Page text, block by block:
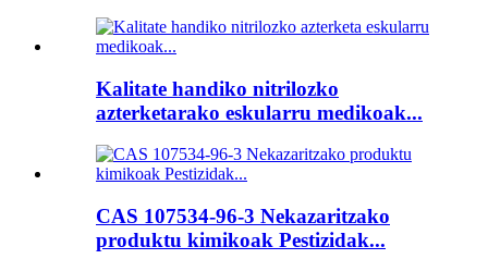
Kalitate handiko nitrilozko
azterketarako eskularru medikoak...
CAS 107534-96-3 Nekazaritzako
produktu kimikoak Pestizidak...